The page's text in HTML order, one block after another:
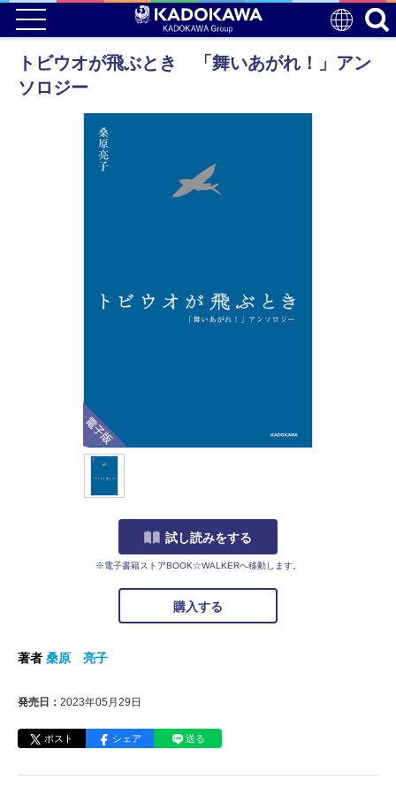
トビウオが飛ぶとき 「舞いあがれ！」アン
ソロジー
試し読みをする
※電子書籍ストアBOOK☆WALKERへ移動します。
購入する
著者 桑原 亮子
発売日： 2023年05月29日
ポスト シェア 送る